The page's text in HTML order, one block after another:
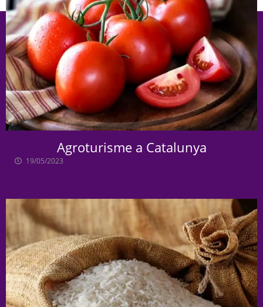
Agroturisme a Catalunya
19/05/2023